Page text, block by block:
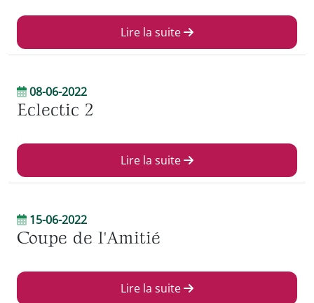
Lire la suite
08-06-2022
Eclectic 2
Lire la suite
15-06-2022
Coupe de l'Amitié
Lire la suite